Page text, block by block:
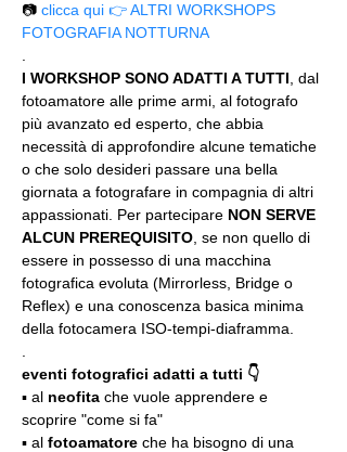
📷 clicca qui 👉 ALTRI WORKSHOPS
FOTOGRAFIA NOTTURNA
I WORKSHOP SONO ADATTI A TUTTI , dal
fotoamatore alle prime armi, al fotografo
più avanzato ed esperto, che abbia
necessità di approfondire alcune tematiche
o che solo desideri passare una bella
giornata a fotografare in compagnia di altri
appassionati. Per partecipare NON SERVE
ALCUN PREREQUISITO , se non quello di
essere in possesso di una macchina
fotografica evoluta (Mirrorless, Bridge o
Reflex) e una conoscenza basica minima
della fotocamera ISO-tempi-diaframma.
eventi fotografici adatti a tutti 👇
▪️ al neofita che vuole apprendere e
scoprire "come si fa"
▪️ al fotoamatore che ha bisogno di una